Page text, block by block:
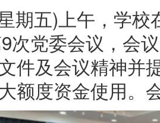
期五)上午，学
次党委会议，会
件及会议精神并
额度资金使用。